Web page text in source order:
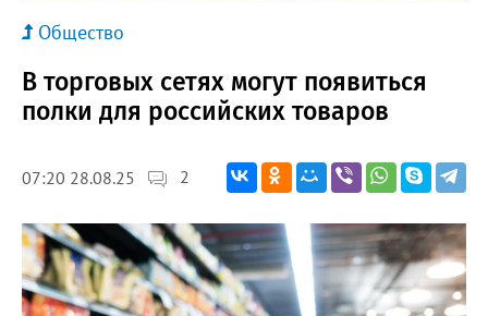
Общество
В торговых сетях могут появиться
полки для российских товаров
07:20 28.08.25 2